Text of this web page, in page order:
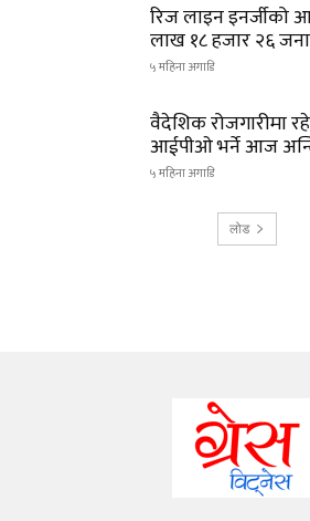
रिज लाइन इनर्जीको
लाख १८ हजार २६
५ महिना अगाडि
वैदेशिक रोजगारीमा
आईपीओ भर्ने आज
५ महिना अगाडि
लोड